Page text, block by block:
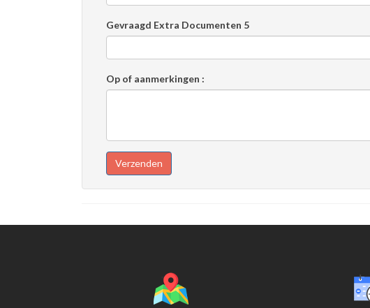
Gevraagd Extra Documenten 5
Op of aanmerkingen :
Verzenden